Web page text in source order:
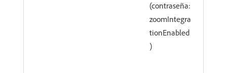
(contraseña:
zoomIntegra
tionEnabled
)